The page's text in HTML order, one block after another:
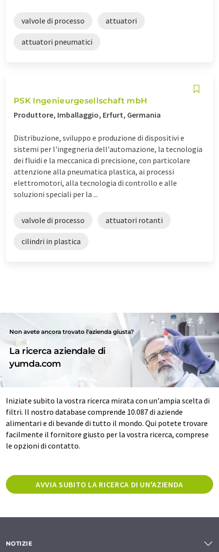
valvole di processo attuatori
attuatori pneumatici
PSK Ingenieurgesellschaft mbH
Produttore, Imballaggio, Erfurt, Germania
Distribuzione, sviluppo e produzione di dispositivi e
sistemi per l'ingegneria dell'automazione, la tecnologia
dei fluidi e la meccanica di precisione, con particolare
attenzione alla pneumatica plastica, ai processi
elettromotori, alla tecnologia di controllo e alle
soluzioni speciali per la ...
valvole di processo attuatori rotanti
cilindri in plastica
Non avete ancora trovato l'azienda giusta?
La ricerca aziendale di
yumda.com
Iniziate subito la vostra ricerca mirata con un'ampia scelta di
filtri. Il nostro database comprende 10.087 di aziende
alimentari e di bevande di tutto il mondo. Qui potete trovare
facilmente il fornitore giusto per la vostra ricerca, comprese
le opzioni di contatto.
AVVIA SUBITO LA RICERCA DI UN'AZIENDA
NOTIZIE